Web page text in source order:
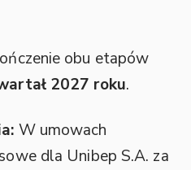
obu etapów
2027 roku.
W umowach
dla Unibep S.A. za